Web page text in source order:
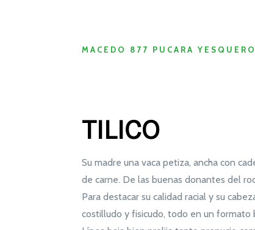
MACEDO 877 PUCARA
TILICO
Su madre una vaca petiza, ancha con
de carne. De las buenas donantes del
Para destacar su calidad racial y su
costilludo y fisicudo, todo en un formato